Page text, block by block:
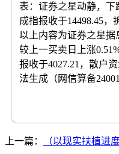
表：证券之星动静，下
成指报收于14498.45，
以上内容为证券之星据
较上一买卖日上涨
报收于4027.21，散户
法生成（网信算备
上一篇： （以现实扶植进